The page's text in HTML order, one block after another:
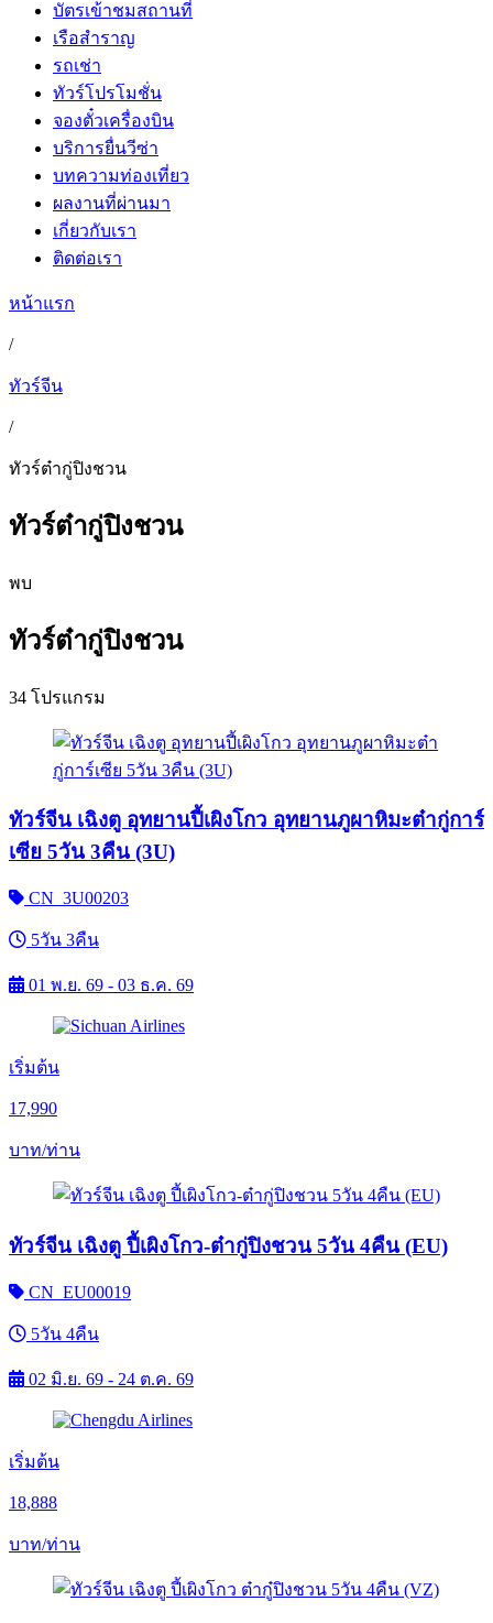
บัตรเข้าชมสถานที่
เรือสำราญ
รถเช่า
ทัวร์โปรโมชั่น
จองตั๋วเครื่องบิน
บริการยื่นวีซ่า
บทความท่องเที่ยว
ผลงานที่ผ่านมา
เกี่ยวกับเรา
ติดต่อเรา
หน้าแรก
/
ทัวร์จีน
/
ทัวร์ต๋ากู่ปิงชวน
ทัวร์ต๋ากู่ปิงชวน
พบ
ทัวร์ต๋ากู่ปิงชวน
34 โปรแกรม
ทัวร์จีน เฉิงตู อุทยานปี้เผิงโกว อุทยานภูผาหิมะต๋ากู่การ์
เซีย 5วัน 3คืน (3U)
CN_3U00203
5วัน 3คืน
01 พ.ย. 69 - 03 ธ.ค. 69
เริ่มต้น
17,990
บาท/ท่าน
ทัวร์จีน เฉิงตู ปี้เผิงโกว-ต๋ากู่ปิงชวน 5วัน 4คืน (EU)
CN_EU00019
5วัน 4คืน
02 มิ.ย. 69 - 24 ต.ค. 69
เริ่มต้น
18,888
บาท/ท่าน